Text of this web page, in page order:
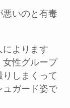
悪いのと有毒
によります
女性グループ
しまくって
ュガード姿で